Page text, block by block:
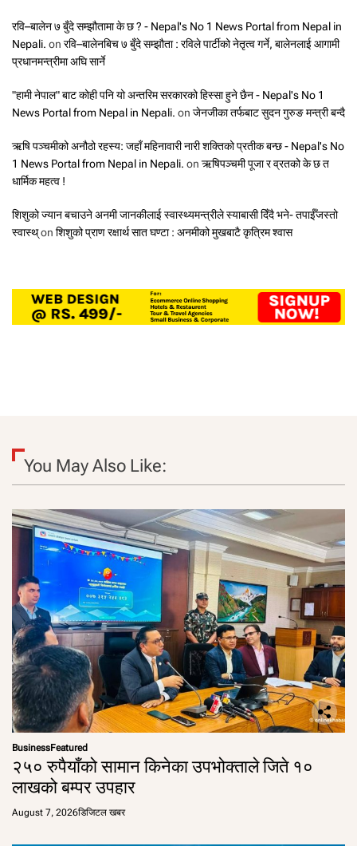
रवि–बालेन ७ बुँदे सम्झौतामा के छ ? - Nepal's No 1 News Portal from Nepal in
Nepali. on रवि–बालेनबिच ७ बुँदे सम्झौता : रविले पार्टीको नेतृत्व गर्ने, बालेनलाई आगामी
प्रधानमन्त्रीमा अघि सार्ने
"हामी नेपाल" बाट कोही पनि यो अन्तरिम सरकारको हिस्सा हुने छैन - Nepal's No 1
News Portal from Nepal in Nepali. on जेनजीका तर्फबाट सुदन गुरुङ मन्त्री बन्दै
ऋषि पञ्चमीको अनौठो रहस्य: जहाँ महिनावारी नारी शक्तिको प्रतीक बन्छ - Nepal's No
1 News Portal from Nepal in Nepali. on ऋषिपञ्चमी पूजा र व्रतको के छ त
धार्मिक महत्व !
शिशुको ज्यान बचाउने अनमी जानकीलाई स्वास्थ्यमन्त्रीले स्याबासी दिँदै भने- तपाईँजस्तो
स्वास्थ्on शिशुको प्राण रक्षार्थ सात घण्टा : अनमीको मुखबाटै कृत्रिम श्वास
You May Also Like:
BusinessFeatured
२५० रुपैयाँको सामान किनेका उपभोक्ताले जिते १०
लाखको बम्पर उपहार
August 7, 2026डिजिटल खबर